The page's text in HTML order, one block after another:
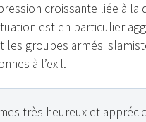
croissante liée à
est en particulier
les groupes armés
à l’exil.
très heureux et